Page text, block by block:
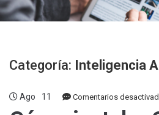
Categoría: Inteligencia
Ago 11 Comentarios